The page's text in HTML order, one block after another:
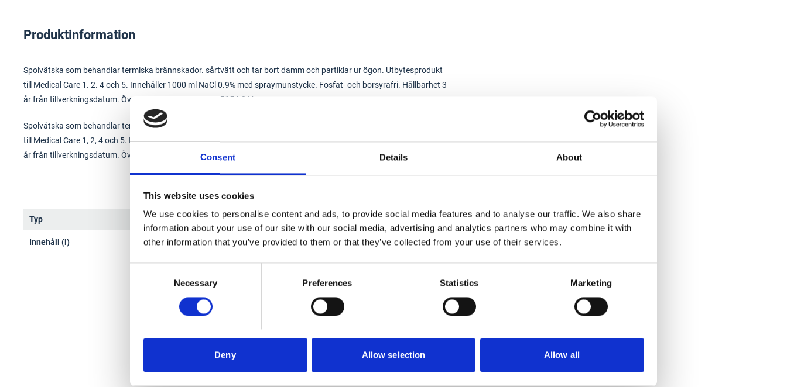
Consent Details About
This website uses cookies
We use cookies to personalise content and ads, to provide social media features and to analyse our traffic. We also share
information about your use of our site with our social media, advertising and analytics partners who may combine it with
other information that you’ve provided to them or that they’ve collected from your use of their services.
Necessary Preferences Statistics Marketing
Deny Allow selection Allow all
Produktinformation
Spolvätska som behandlar termiska brännskador. sårtvätt och tar bort damm och partiklar ur ögon. Utbytesprodukt
till Medical Care 1. 2. 4 och 5. Innehåller 1000 ml NaCl 0.9% med spraymunstycke. Fosfat- och borsyrafri. Hållbarhet 3
år från tillverkningsdatum. Överensstämmer med EN 15154-3/4.
Spolvätska som behandlar termiska brännskador, sårtvätt och tar bort damm och partiklar ur ögon. Utbytesprodukt
till Medical Care 1, 2, 4 och 5. Innehåller 1000 ml NaCl 0,9% med spraymunstycke. Fosfat- och borsyrafri. Hållbarhet 3
år från tillverkningsdatum. Överensstämmer med EN 15154-3/4.
Typ Spolvätska
Innehåll (l) 1